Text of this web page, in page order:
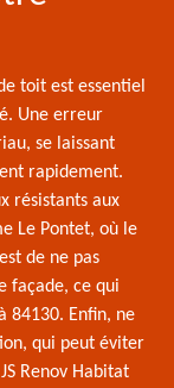
toit est essentiel
Une erreur
se laissant
rapidement.
résistants aux
Le Pontet, où le
de ne pas
façade, ce qui
84130. Enfin, ne
qui peut éviter
Renov Habitat